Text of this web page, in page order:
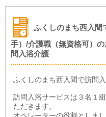
ふくしのまち西入間
手）/介護職（無資格可）
問入浴介護
ふくしのまち西入間で訪問
訪問入浴サービスは３名１
ただきます。